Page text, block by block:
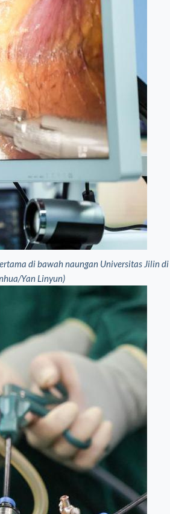
di bawah naungan Universitas Jilin di
Yan Linyun)